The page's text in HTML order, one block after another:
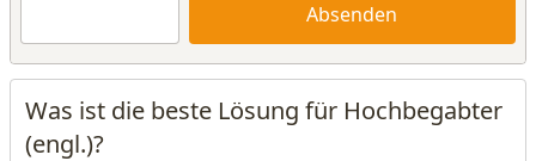
Absenden
Was ist die beste Lösung für Hochbegabter
(engl.)?